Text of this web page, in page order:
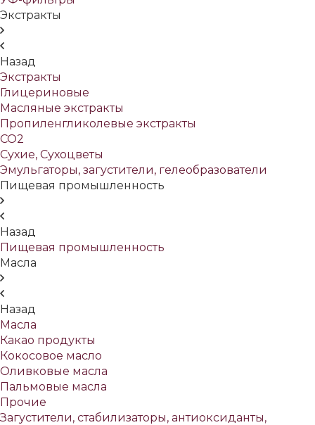
Экстракты
Назад
Экстракты
Глицериновые
Масляные экстракты
Пропиленгликолевые экстракты
СО2
Сухие, Сухоцветы
Эмульгаторы, загустители, гелеобразователи
Пищевая промышленность
Назад
Пищевая промышленность
Масла
Назад
Масла
Какао продукты
Кокосовое масло
Оливковые масла
Пальмовые масла
Прочие
Загустители, стабилизаторы, антиоксиданты,